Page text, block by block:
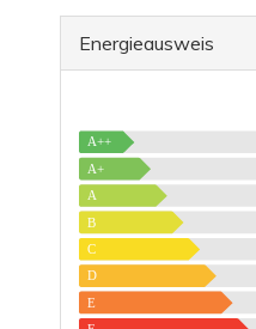
Energieausweis
A++
A+
A
B
C
D
E